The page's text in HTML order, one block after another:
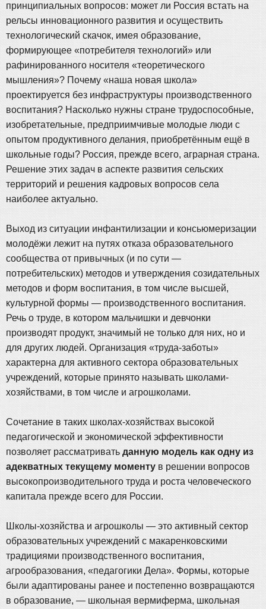
принципиальных вопросов: может ли Россия встать на
рельсы инновационного развития и осуществить
технологический скачок, имея образование,
формирующее «потребителя технологий» или
рафинированного носителя «теоретического
мышления»? Почему «наша новая школа»
проектируется без инфраструктуры производственного
воспитания? Насколько нужны стране трудоспособные,
изобретательные, предприимчивые молодые люди с
опытом продуктивного делания, приобретённым ещё в
школьные годы? Россия, прежде всего, аграрная страна.
Решение этих задач в аспекте развития сельских
территорий и решения кадровых вопросов села
наиболее актуально.
Выход из ситуации инфантилизации и консьюмеризации
молодёжи лежит на путях отказа образовательного
сообщества от привычных (и по сути —
потребительских) методов и утверждения созидательных
методов и форм воспитания, в том числе высшей,
культурной формы — производственного воспитания.
Речь о труде, в котором мальчишки и девчонки
производят продукт, значимый не только для них, но и
для других людей. Организация «труда-заботы»
характерна для активного сектора образовательных
учреждений, которые принято называть школами-
хозяйствами, в том числе и агрошколами.
Сочетание в таких школах-хозяйствах высокой
педагогической и экономической эффективности
позволяет рассматривать данную модель как одну из
адекватных текущему моменту в решении вопросов
высокопроизводительного труда и роста человеческого
капитала прежде всего для России.
Школы-хозяйства и агрошколы — это активный сектор
образовательных учреждений с макаренковскими
традициями производственного воспитания,
агрообразования, «педагогики Дела». Формы, которые
были адаптированы ранее и постепенно возвращаются
в образование, — школьная вермиферма, школьная